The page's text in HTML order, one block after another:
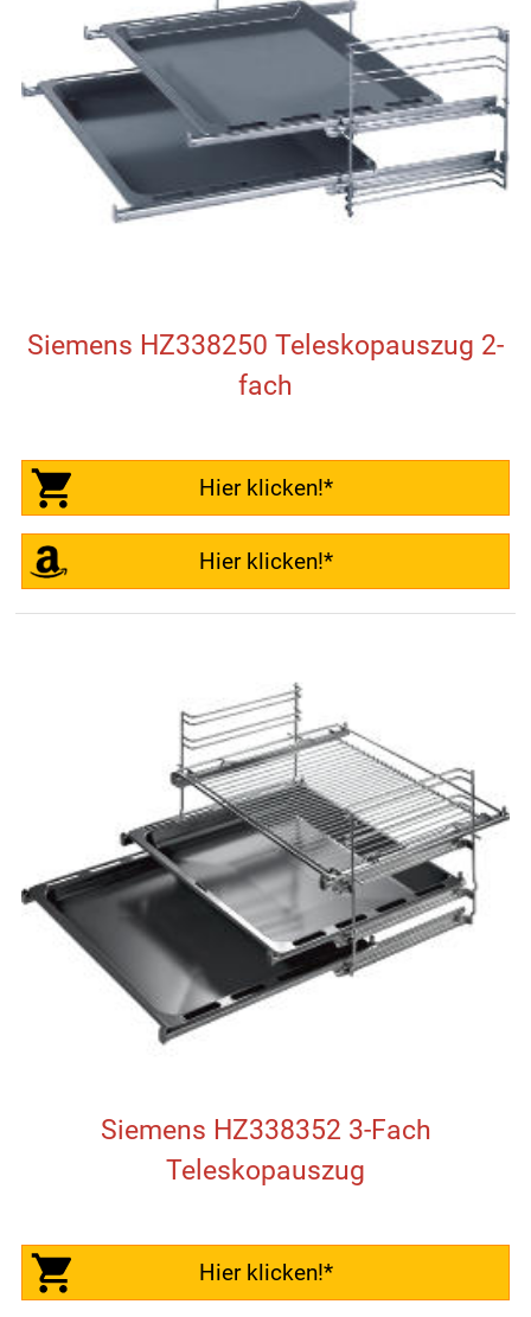
Siemens HZ338250 Teleskopauszug 2-
fach
Hier klicken!*
Hier klicken!*
Siemens HZ338352 3-Fach
Teleskopauszug
Hier klicken!*